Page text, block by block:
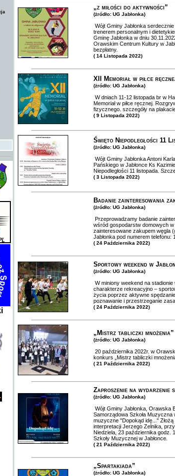
„z miłości do aktywności”
(żródło: UG Jabłonka)
Wójt Gminy Jabłonka
trenerem personalnym i
Gminę Jabłonka w dniu
Orawskim Centrum Kultury w
bezpłatny.
( 14 Listopada 2022)
XII Memoriał w piłce
(żródło: UG Jabłonka)
W dniach 11-12 listopada br w
Memoriał w piłce ręcznej.
fizycznego. szczegóły na
( 9 Listopada 2022)
Święto Niepodległości 11
(żródło: UG Jabłonka)
Wójt Gminy Jabłonka Antoni
Pańskiego w Jabłonce Ks
Niepodległości 11 listopada.
( 3 Listopada 2022)
Badanie zainteresowania
(żródło: UG Jabłonka)
Przeprowadzamy badanie
wśród gospodarstw domowych
zainteresowane zakupem węgla
Jabłonka pod numerem telefonu:
( 24 Października 2022)
Sportowy weekend w
(żródło: UG Jabłonka)
W miniony weekend na stadionie
charakterze rekreacyjno –
życia poprzez aktywne
poznawanie i przestrzeganie
( 24 Października 2022)
„Mistrz tabliczki mnożenia”
(żródło: UG Jabłonka)
20 października 2022r. w
konkurs „Mistrz tabliczki
( 21 Października 2022)
Zaproszenie na wydarzenie
(żródło: UG Jabłonka)
Wójt Gminy Jabłonka, Orawska
Samorządowa Szkoła Muzyczna
muzyczne "Dopokąd idę..."
interpretacji Jerzego Zelnika,
Niedziela, 23 października godz.
Szkoły Muzycznej w Jabłonce.
( 21 Października 2022)
„Spartakiada”
(żródło: UG Jabłonka)